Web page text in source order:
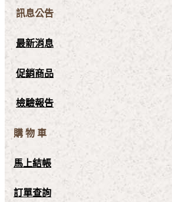
訊息公告
最新消息
促銷商品
檢驗報告
購 物 車
馬上結帳
訂單查詢